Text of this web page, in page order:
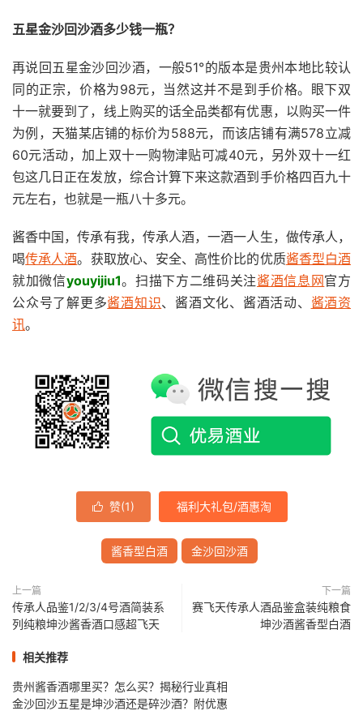
五星金沙回沙酒多少钱一瓶？
再说回五星金沙回沙酒，一般51°的版本是贵州本地比较认
同的正宗，价格为98元，当然这并不是到手价格。眼下双
十一就要到了，线上购买的话全品类都有优惠，以购买一件
为例，天猫某店铺的标价为588元，而该店铺有满578立减
60元活动，加上双十一购物津贴可减40元，另外双十一红
包这几日正在发放，综合计算下来这款酒到手价格四百九十
元左右，也就是一瓶八十多元。
酱香中国，传承有我，传承人酒，一酒一人生，做传承人，
喝传承人酒。获取放心、安全、高性价比的优质酱香型白酒
就加微信youyijiu1。扫描下方二维码关注酱酒信息网官方
公众号了解更多酱酒知识、酱酒文化、酱酒活动、 酱酒资
讯。
 赞(1) 福利大礼包/酒惠淘
酱香型白酒 金沙回沙酒
上一篇
传承人品鉴1/2/3/4号酒简装系
列纯粮坤沙酱香酒口感超飞天
下一篇
赛飞天传承人酒品鉴盒装纯粮食
坤沙酒酱香型白酒
相关推荐
贵州酱香酒哪里买？怎么买？揭秘行业真相
金沙回沙五星是坤沙酒还是碎沙酒？附优惠